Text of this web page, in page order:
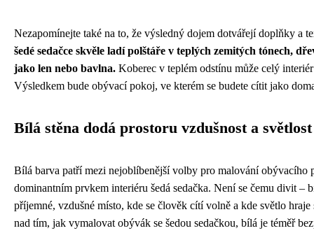
Nezapomínejte také na to, že výsledný dojem dotvářejí doplňky a
šedé sedačce skvěle ladí polštáře v teplých zemitých tónech,
jako len nebo bavlna. Koberec v teplém odstínu může celý
Výsledkem bude obývací pokoj, ve kterém se budete cítit jako
Bílá stěna dodá prostoru vzdušnost a světlost
Bílá barva patří mezi nejoblíbenější volby pro malování obývacího
dominantním prvkem interiéru šedá sedačka. Není se čemu divit –
příjemné, vzdušné místo, kde se člověk cítí volně a kde světlo
nad tím, jak vymalovat obývák se šedou sedačkou, bílá je téměř